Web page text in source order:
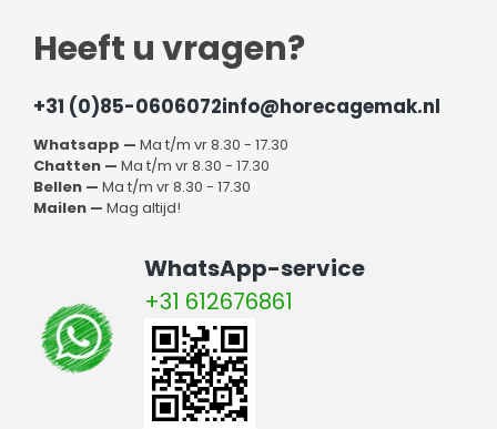
Heeft u vragen?
+31 (0)85-0606072info@horecagemak.nl
Whatsapp — Ma t/m vr 8.30 - 17.30
Chatten — Ma t/m vr 8.30 - 17.30
Bellen — Ma t/m vr 8.30 - 17.30
Mailen — Mag altijd!
WhatsApp-service
+31 612676861